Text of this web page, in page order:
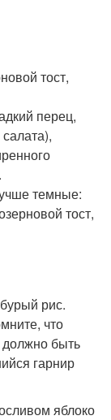
тост,
перец,
темные:
тост,
рис.
что
быть
гарнир
яблоко